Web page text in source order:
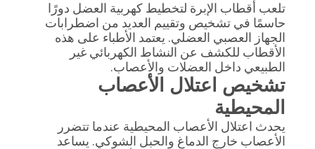
تلعب أقطاب الإبرة لتخطيط كهربية العضل دورًا
حاسمًا في تشخيص وتقييم العديد من اضطرابات
الجهاز العصبي العضلي. يعتمد الأطباء على هذه
الأقطاب للكشف عن النشاط الكهربائي غير
الطبيعي داخل العضلات والأعصاب.
تشخيص اعتلال الأعصاب
المحيطية
يحدث اعتلال الأعصاب المحيطية عندما تتضرر
الأعصاب خارج الدماغ والحبل الشوكي. يساعد